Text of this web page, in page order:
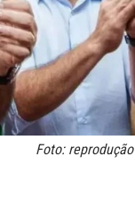
Foto: reprodução